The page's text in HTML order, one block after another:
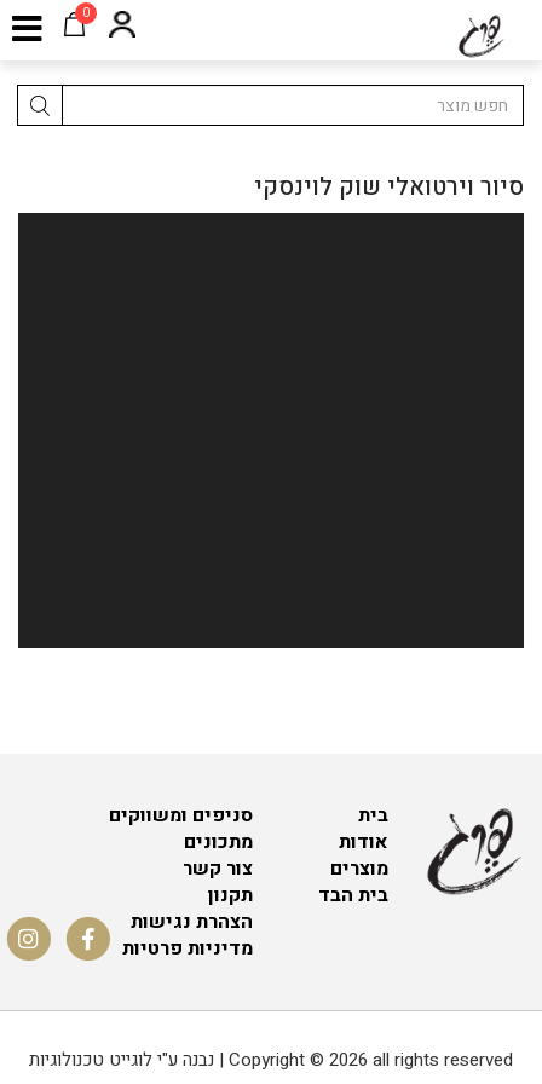
0
סיור וירטואלי שוק לוינסקי
סניפים ומשווקים
מתכונים
צור קשר
תקנון
הצהרת נגישות
מדיניות פרטיות
בית
אודות
מוצרים
בית הבד
Copyright © 2026 all rights reserved | נבנה ע"י לוגייט טכנולוגיות